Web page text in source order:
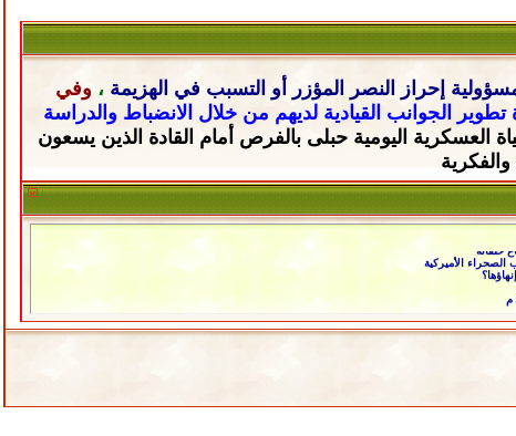
إحراز النصر المؤزر أو التسبب في الهزيمة ، وفي
تطوير الجوانب القيادية لديهم من خلال الانضباط والدراسة
العسكرية اليومية حبلى بالفرص أمام القادة الذين يسعون
والفكرية
حلفائه
الأميركية